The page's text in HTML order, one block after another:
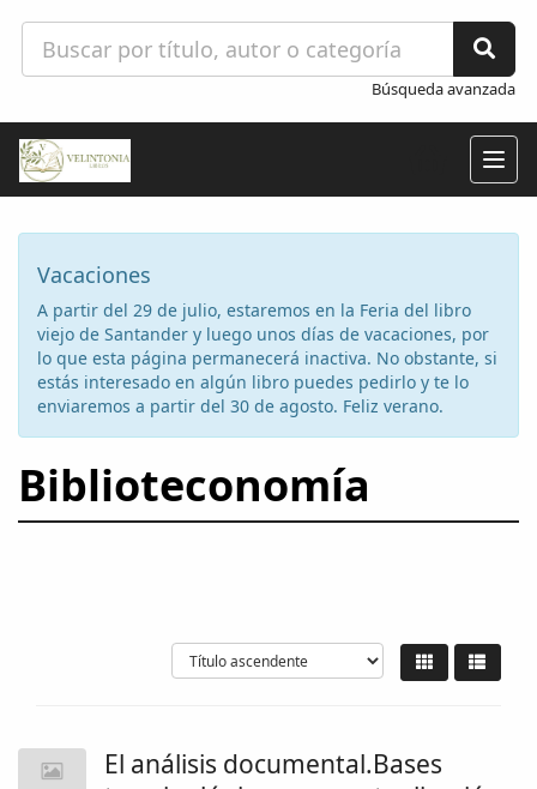
Búsqueda avanzada
Vacaciones
A partir del 29 de julio, estaremos en la Feria del libro
viejo de Santander y luego unos días de vacaciones, por
lo que esta página permanecerá inactiva. No obstante, si
estás interesado en algún libro puedes pedirlo y te lo
enviaremos a partir del 30 de agosto. Feliz verano.
Biblioteconomía
El análisis documental.Bases